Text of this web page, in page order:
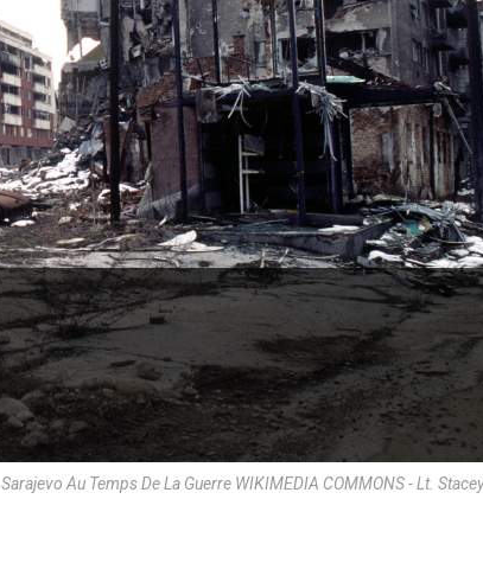
Sarajevo Au Temps De La Guerre WIKIMEDIA COMMONS - Lt.